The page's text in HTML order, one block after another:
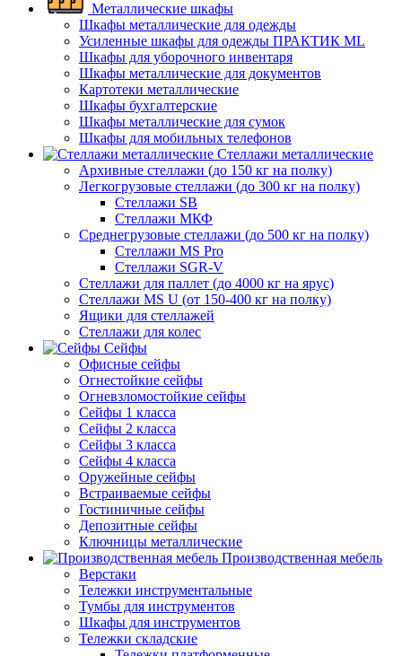
Металлические шкафы
Шкафы металлические для одежды
Усиленные шкафы для одежды ПРАКТИК ML
Шкафы для уборочного инвентаря
Шкафы металлические для документов
Картотеки металлические
Шкафы бухгалтерские
Шкафы металлические для сумок
Шкафы для мобильных телефонов
Стеллажи металлические
Архивные стеллажи (до 150 кг на полку)
Легкогрузовые стеллажи (до 300 кг на полку)
Стеллажи SB
Стеллажи МКФ
Среднегрузовые стеллажи (до 500 кг на полку)
Стеллажи MS Pro
Стеллажи SGR-V
Стеллажи для паллет (до 4000 кг на ярус)
Стеллажи MS U (от 150-400 кг на полку)
Ящики для стеллажей
Стеллажи для колес
Сейфы
Офисные сейфы
Огнестойкие сейфы
Огневзломостойкие сейфы
Сейфы 1 класса
Сейфы 2 класса
Сейфы 3 класса
Сейфы 4 класса
Оружейные сейфы
Встраиваемые сейфы
Гостиничные сейфы
Депозитные сейфы
Ключницы металлические
Производственная мебель
Верстаки
Тележки инструментальные
Тумбы для инструментов
Шкафы для инструментов
Тележки складские